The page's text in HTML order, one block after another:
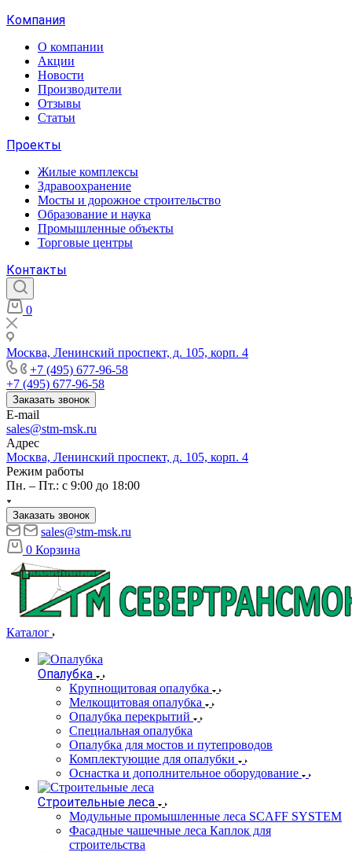
Компания
О компании
Акции
Новости
Производители
Отзывы
Статьи
Проекты
Жилые комплексы
Здравоохранение
Мосты и дорожное строительство
Образование и наука
Промышленные объекты
Торговые центры
Контакты
0
Москва, Ленинский проспект, д. 105, корп. 4
+7 (495) 677-96-58
+7 (495) 677-96-58
Заказать звонок
E-mail
sales@stm-msk.ru
Адрес
Москва, Ленинский проспект, д. 105, корп. 4
Режим работы
Пн. – Пт.: с 9:00 до 18:00
Заказать звонок
sales@stm-msk.ru
0 Корзина
Каталог
Опалубка
Крупнощитовая опалубка
Мелкощитовая опалубка
Опалубка перекрытий
Специальная опалубка
Опалубка для мостов и путепроводов
Комплектующие для опалубки
Оснастка и дополнительное оборудование
Строительные леса
Модульные промышленные леса SCAFF SYSTEM
Фасадные чашечные леса Каплок для
строительства